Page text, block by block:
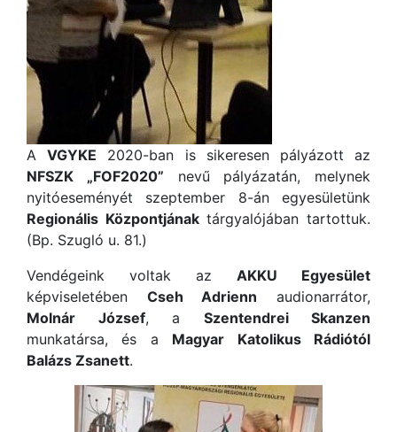
AVGYKE 2020-ban is sikeresen pályázott az
NFSZK „FOF2020” nevű pályázatán, melynek
nyitóeseményét szeptember 8-án egyesületünk
Regionális Központjánaktárgyalójában tartottuk.
(Bp. Szugló u. 81.)
Vendégeink voltak az AKKU Egyesület
képviseletében Cseh Adrienn audionarrátor,
Molnár József, a Szentendrei Skanzen
munkatársa, és a Magyar Katolikus Rádiótól
Balázs Zsanett.